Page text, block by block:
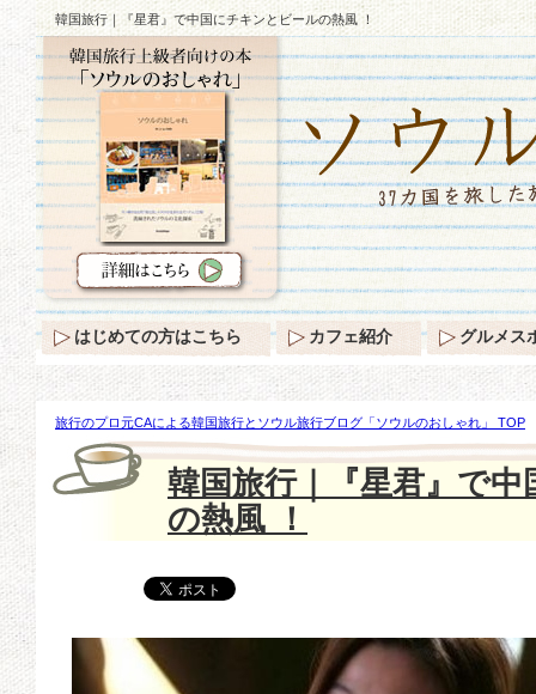
韓国旅行｜『星君』で中国にチキンとビールの熱風 ！
旅行のプロ元CAによる韓国旅行とソウル旅行ブログ「ソウルのおしゃれ」 TOP
ビールの熱風 ！
韓国旅行｜『星君』で
の熱風 ！
はじめての方はこちら カフェ紹介 グルメス